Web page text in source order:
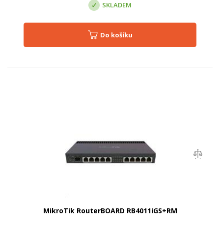
SKLADEM
Do košíku
MikroTik RouterBOARD RB4011iGS+RM